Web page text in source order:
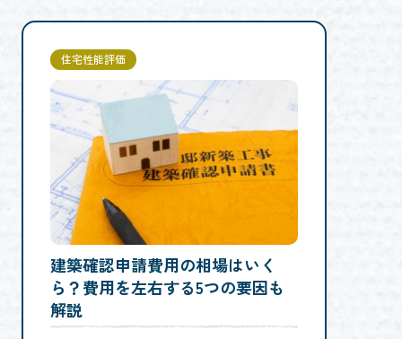
住宅性能評価
建築確認申請費用の相場はいく
ら？費用を左右する5つの要因も
解説